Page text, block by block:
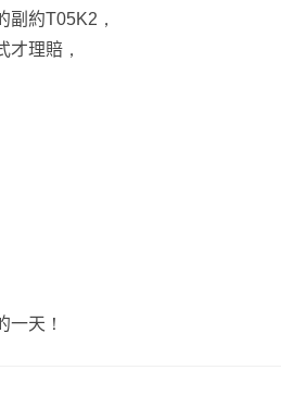
副約T05K2，
才理賠，
一天！